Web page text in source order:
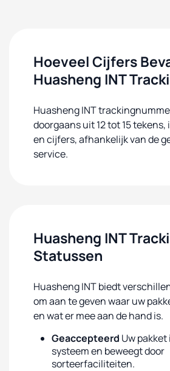
Hoeveel Cijfers
Huasheng INT
Huasheng INT
doorgaans uit 12 tot 15
en cijfers, afhankelijk van de
service.
Huasheng INT
Statussen
Huasheng INT biedt
om aan te geven waar uw
en wat er mee aan de hand is.
Geaccepteerd Uw
systeem en beweegt door
sorteerfaciliteiten.